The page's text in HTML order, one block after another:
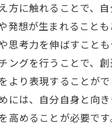
方に触れることで、自
発想が生まれることも
思考力を伸ばすこと
ングを行うことで、
より表現することがで
には、自分自身と向き
高めることが必要です